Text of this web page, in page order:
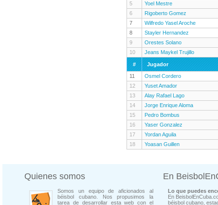
5
Yoel Mestre
6
Rigoberto Gomez
7
Wilfredo Yasel Aroche
8
Stayler Hernandez
9
Orestes Solano
10
Jeans Maykel Trujillo
#
Jugador
11
Osmel Cordero
12
Yuset Amador
13
Alay Rafael Lago
14
Jorge Enrique Aloma
15
Pedro Bombus
16
Yaser Gonzalez
17
Yordan Aguila
18
Yoasan Guillen
Quienes somos
Somos un equipo de aficionados al
béisbol cubano. Nos propusimos la
tarea de desarrollar esta web con el
En
Lo que puedes
En
béisbol cubano,